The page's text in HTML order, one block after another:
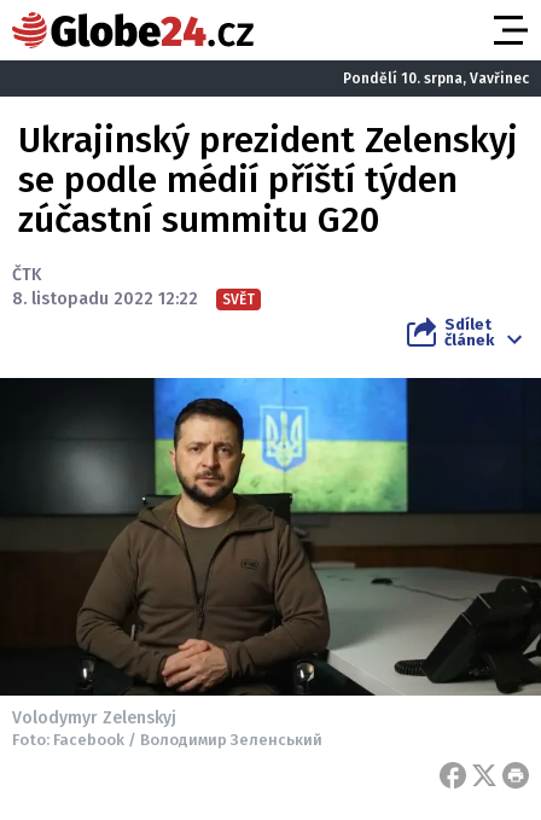
Pondělí 10. srpna, Vavřinec
Ukrajinský prezident Zelenskyj
se podle médií příští týden
zúčastní summitu G20
ČTK
8. listopadu 2022 12:22
SVĚT
Sdílet
článek
Volodymyr Zelenskyj
Foto: Facebook / Володимир Зеленський